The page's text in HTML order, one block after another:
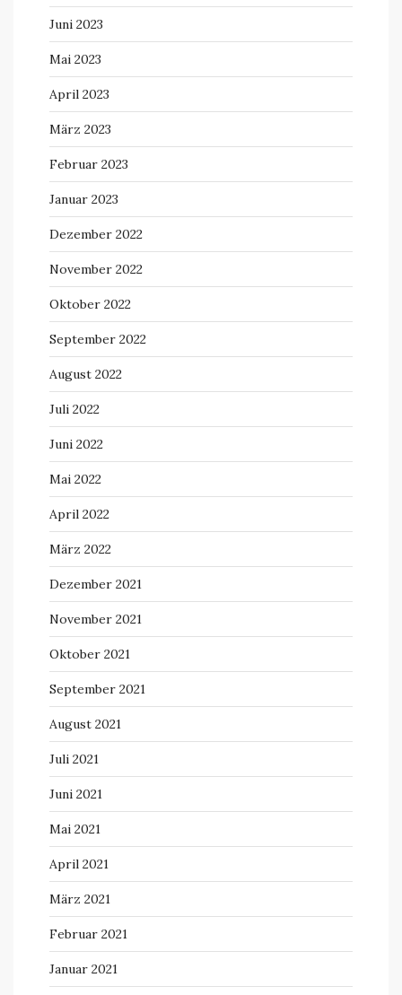
Juni 2023
Mai 2023
April 2023
März 2023
Februar 2023
Januar 2023
Dezember 2022
November 2022
Oktober 2022
September 2022
August 2022
Juli 2022
Juni 2022
Mai 2022
April 2022
März 2022
Dezember 2021
November 2021
Oktober 2021
September 2021
August 2021
Juli 2021
Juni 2021
Mai 2021
April 2021
März 2021
Februar 2021
Januar 2021